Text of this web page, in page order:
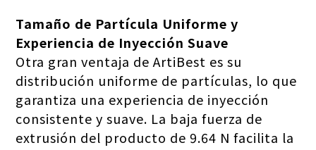
Tamaño de Partícula Uniforme y
Experiencia de Inyección Suave
Otra gran ventaja de ArtiBest es su
distribución uniforme de partículas, lo que
garantiza una experiencia de inyección
consistente y suave. La baja fuerza de
extrusión del producto de 9.64 N facilita la